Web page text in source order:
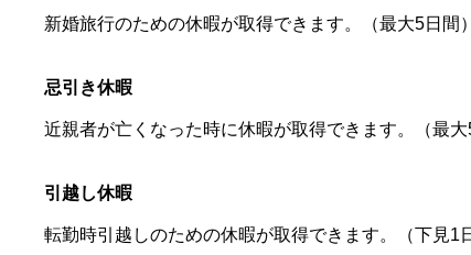
新婚旅行のための休暇が取得できます。（最大5日間）
忌引き休暇
近親者が亡くなった時に休暇が取得できます。（最大
引越し休暇
転勤時引越しのための休暇が取得できます。（下見1